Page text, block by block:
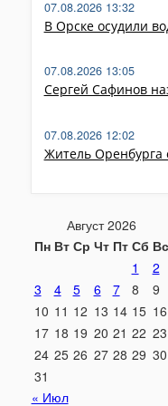
В Орске осудили
07.08.2026 13:32
Сергей Сафинов
07.08.2026 13:05
Житель Оренбурга
07.08.2026 12:02
Август 2026
Пн Вт Ср Чт Пт Сб Вс
1
2
3
4 5 6 7 8
9
10 11 12 13 14 15 16
17 18 19 20 21 22 23
24 25 26 27 28 29 30
31
« Июл